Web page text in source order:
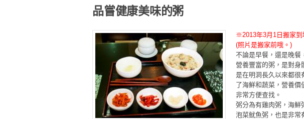
品嘗健康美味的粥
※2013年3月1日搬家到
(照片是搬家前哦。)
不論是早餐，還是晚餐
營養豐富的粥，是對身
是在明洞長久以來都很
了海鮮和蔬菜，營養價
非常方便查找。
粥分為有雞肉粥，海鮮
泡菜鱿魚粥，也是非常